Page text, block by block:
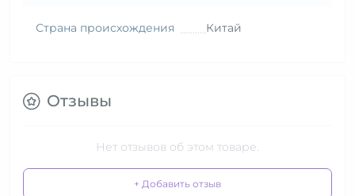
Страна происхождения Китай
Отзывы
Нет отзывов об этом товаре.
+ Добавить отзыв